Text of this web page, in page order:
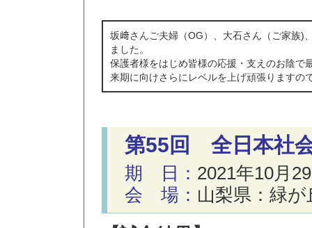
坂﨑さんご夫婦（OG）、大石さん（ご家族)
ました。
保護者様をはじめ皆様の応援・支えのお陰で
来期に向けさらにレベルを上げ頑張りますの
第55回 全日本社
期 日： 2021年10月
会 場： 山梨県：緑